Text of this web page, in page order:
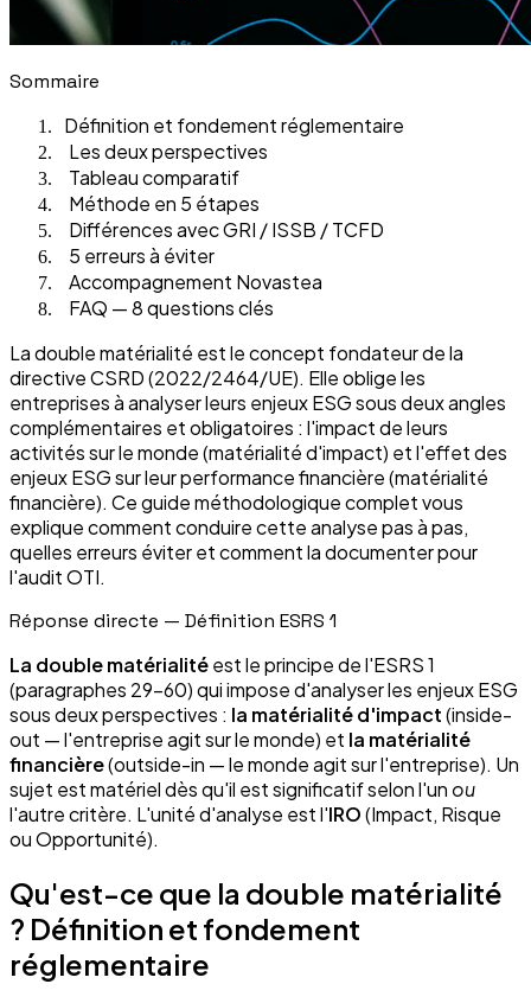
Sommaire
Définition et fondement réglementaire
Les deux perspectives
Tableau comparatif
Méthode en 5 étapes
Différences avec GRI / ISSB / TCFD
5 erreurs à éviter
Accompagnement Novastea
FAQ — 8 questions clés
La double matérialité est le concept fondateur de la
directive CSRD (2022/2464/UE). Elle oblige les
entreprises à analyser leurs enjeux ESG sous deux angles
complémentaires et obligatoires : l'impact de leurs
activités sur le monde (matérialité d'impact) et l'effet des
enjeux ESG sur leur performance financière (matérialité
financière). Ce guide méthodologique complet vous
explique comment conduire cette analyse pas à pas,
quelles erreurs éviter et comment la documenter pour
l'audit OTI.
Réponse directe — Définition ESRS 1
La double matérialitéest le principe de l'ESRS 1
(paragraphes 29–60) qui impose d'analyser les enjeux ESG
sous deux perspectives : la matérialité d'impact(inside-
out — l'entreprise agit sur le monde) et la matérialité
financière(outside-in — le monde agit sur l'entreprise). Un
sujet est matériel dès qu'il est significatif selon l'un ou
l'autre critère. L'unité d'analyse est l'IRO(Impact, Risque
ou Opportunité).
Qu'est-ce que la double matérialité
? Définition et fondement
réglementaire